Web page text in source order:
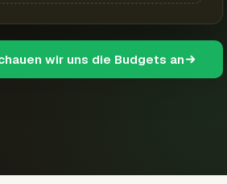
wir uns die Budgets an